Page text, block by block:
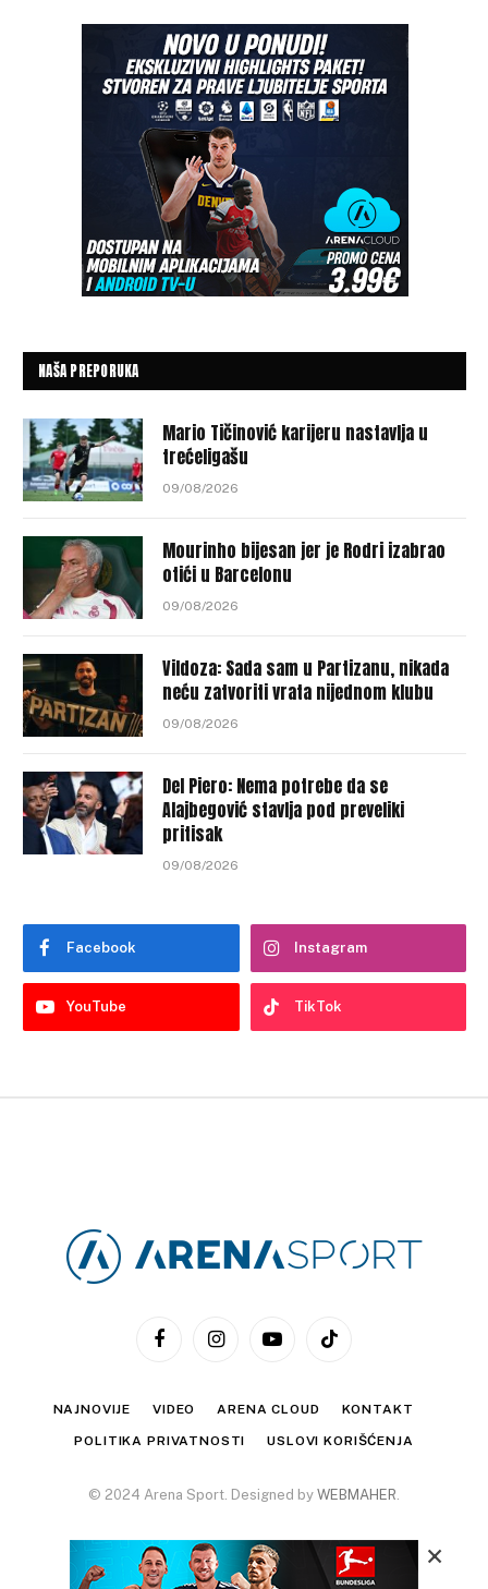
NAŠA PREPORUKA
Mario Tičinović karijeru nastavlja u
trećeligašu
09/08/2026
Mourinho bijesan jer je Rodri izabrao
otići u Barcelonu
09/08/2026
Vildoza: Sada sam u Partizanu, nikada
neću zatvoriti vrata nijednom klubu
09/08/2026
Del Piero: Nema potrebe da se
Alajbegović stavlja pod preveliki
pritisak
09/08/2026
Facebook Instagram
YouTube TikTok
FacebookInstagramYouTubeTikTok
NAJNOVIJE VIDEO ARENA CLOUD KONTAKT
POLITIKA PRIVATNOSTI USLOVI KORIŠĆENJA
© 2024 Arena Sport. Designed by WEBMAHER.
×